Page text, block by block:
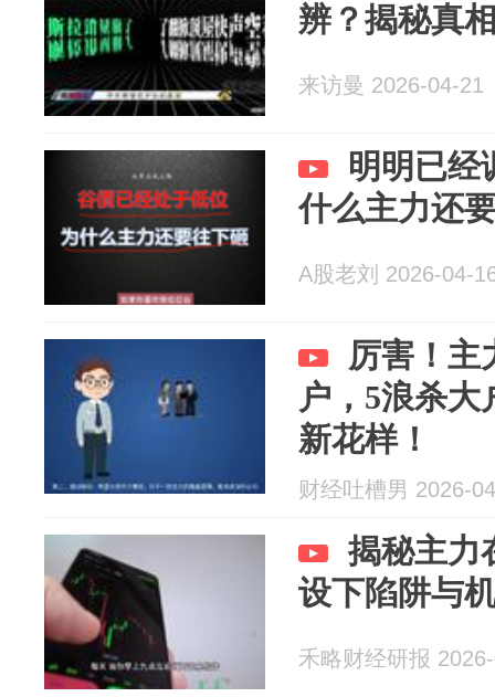
辨？揭秘真
来访曼 2026-04-21
明明已经
什么主力还
A股老刘 2026-04-
厉害！主
户，5浪杀
新花样！
财经吐槽男 2026-
揭秘主力
设下陷阱与
禾略财经研报